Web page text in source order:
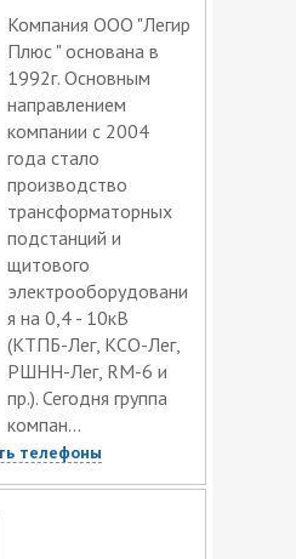
Компания ООО "Легир
Плюс " основана в
1992г. Основным
направлением
компании с 2004
года стало
производство
трансформаторных
подстанций и
щитового
электрооборудовани
я на 0,4 - 10кВ
(КТПБ-Лег, КСО-Лег,
РШНН-Лег, RM-6 и
пр.). Сегодня группа
компан...
телефоны